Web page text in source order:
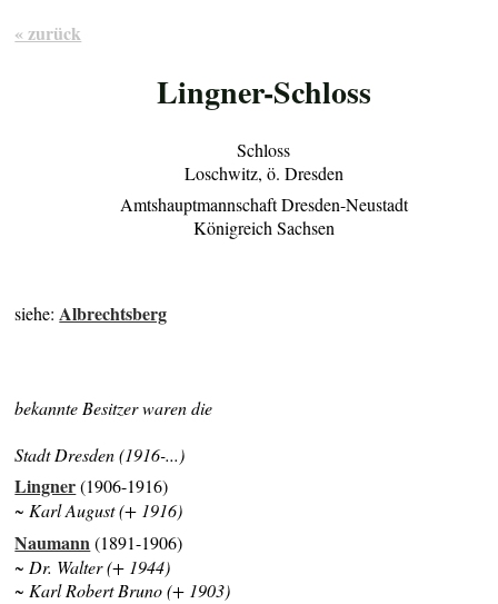
« zurück
Lingner-Schloss
Schloss
Loschwitz, ö. Dresden
Amtshauptmannschaft Dresden-Neustadt
Königreich Sachsen
siehe: Albrechtsberg
bekannte Besitzer waren die
Stadt Dresden (1916-...)
Lingner(1906-1916)
~ Karl August (+ 1916)
Naumann(1891-1906)
~ Dr. Walter (+ 1944)
~ Karl Robert Bruno (+ 1903)